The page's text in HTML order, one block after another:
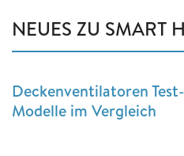
NEUES ZU SMART
Deckenventilatoren
Modelle im Vergleich